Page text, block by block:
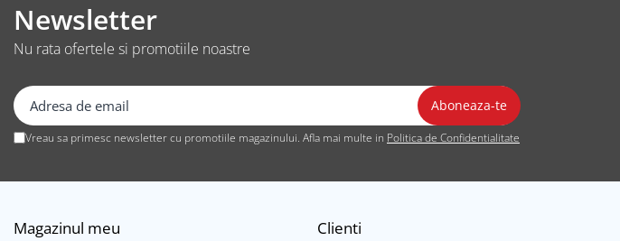
Exterior
Casti
Casti In Ear bluetooth
Casti In Ear cu microfon
Casti mari bluetooth
Casti mari fara microfon
Casti medii cu microfon
Newsletter
Nu rata ofertele si promotiile noastre
Vreau sa primesc newsletter cu promotiile magazinului. Afla mai multe in Politica de Confidentialitate
Magazinul meu Clienti